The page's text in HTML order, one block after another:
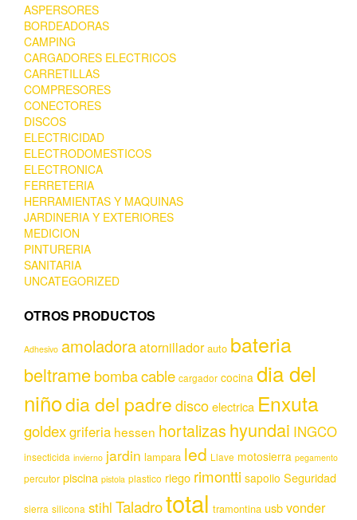
ASPERSORES
BORDEADORAS
CAMPING
CARGADORES ELECTRICOS
CARRETILLAS
COMPRESORES
CONECTORES
DISCOS
ELECTRICIDAD
ELECTRODOMESTICOS
ELECTRONICA
FERRETERIA
HERRAMIENTAS Y MAQUINAS
JARDINERIA Y EXTERIORES
MEDICION
PINTURERIA
SANITARIA
UNCATEGORIZED
OTROS PRODUCTOS
Adhesivo amoladoraatornillador auto bateria
beltramebombacable cargador cocina dia del
niñodia del padrediscoelectrica Enxuta
goldexgriferia hessen hortalizas hyundai INGCO
insecticida invierno jardin lampara led Llave motosierra pegamento
percutor piscina pistola plastico riego rimontti sapolio Seguridad
sierra silicona stihl Taladrototal tramontina usbvonder